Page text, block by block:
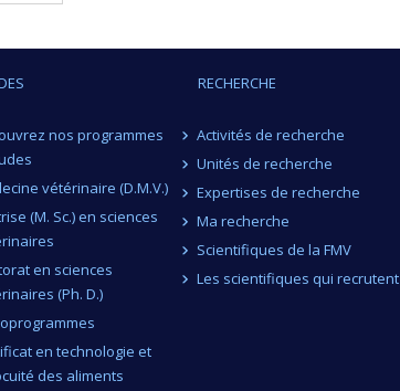
nos programmes
vétérinaire (D.M.V.)
(M. Sc.) en sciences
en sciences
(Ph. D.)
en technologie et
des aliments
RECHERCHE
Activités de recherche
Unités de recherche
Expertises de recherche
Ma recherche
Scientifiques de la FMV
Les scientifiques qui recrutent